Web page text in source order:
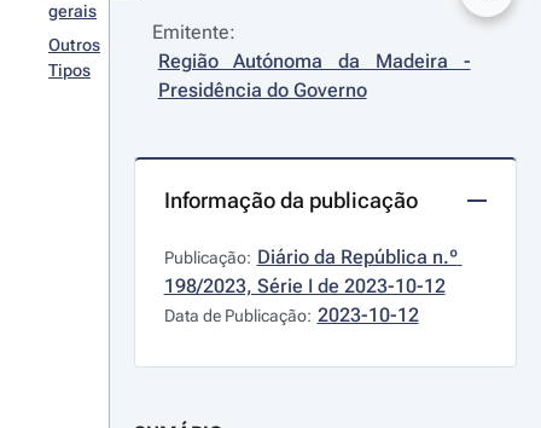
gerais
Outros
Tipos
Emitente:
Região Autónoma da Madeira -
Presidência do Governo
Informação da publicação
Publicação: Diário da República n.º
198/2023, Série I de 2023-10-12
Data de Publicação: 2023-10-12